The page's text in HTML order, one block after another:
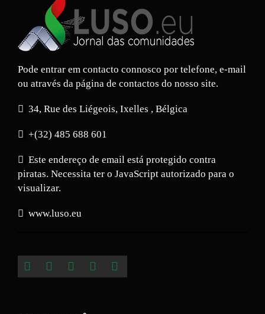
Pode entrar em contacto connosco por telefone, e-mail
ou através da página de contactos do nosso site.
34, Rue des Liégeois, Ixelles , Bélgica
+(32) 485 688 601
Este endereço de email está protegido contra
piratas. Necessita ter o JavaScript autorizado para o
visualizar.
www.luso.eu